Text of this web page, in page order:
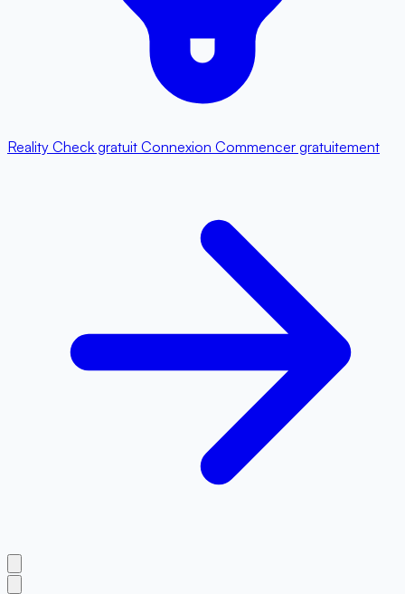
Reality Check gratuit Connexion Commencer gratuitement